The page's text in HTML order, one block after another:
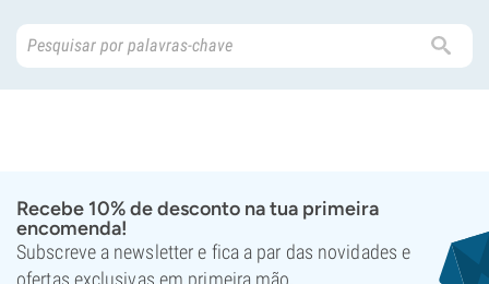
Recebe 10% de desconto na tua primeira
encomenda!
Subscreve a newsletter e fica a par das novidades e
ofertas exclusivas em primeira mão.